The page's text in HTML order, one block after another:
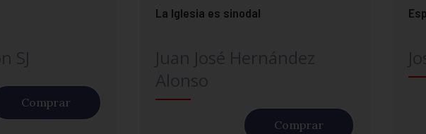
Comprar
La Iglesia es sinodal
Comprar